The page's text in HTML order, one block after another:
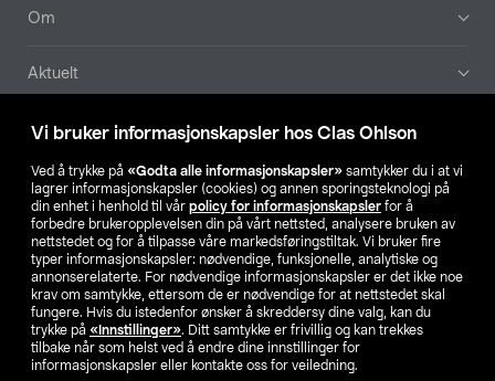
Vi bruker informasjonskapsler hos Clas Ohlson
Ved å trykke på «Godta alle informasjonskapsler» samtykker du i at vi
lagrer informasjonskapsler (cookies) og annen sporingsteknologi på
din enhet i henhold til vår policy for informasjonskapsler for å
forbedre brukeropplevelsen din på vårt nettsted, analysere bruken av
nettstedet og for å tilpasse våre markedsføringstiltak. Vi bruker fire
typer informasjonskapsler: nødvendige, funksjonelle, analytiske og
annonserelaterte. For nødvendige informasjonskapsler er det ikke noe
krav om samtykke, ettersom de er nødvendige for at nettstedet skal
fungere. Hvis du istedenfor ønsker å skreddersy dine valg, kan du
trykke på «Innstillinger». Ditt samtykke er frivillig og kan trekkes
tilbake når som helst ved å endre dine innstillinger for
informasjonskapsler eller kontakte oss for veiledning.
Om
Aktuelt
Våre selskaper
Finn din butikk
SE NO FI